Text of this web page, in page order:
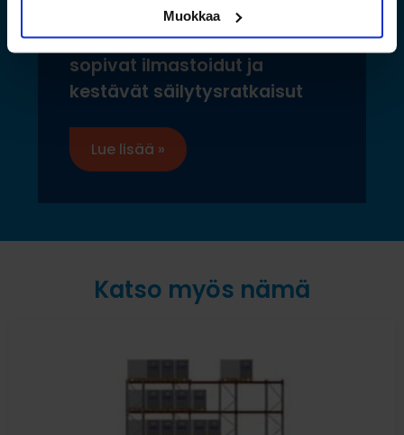
Muokkaa
Saamelaismuseon ja
luontokeskuksen esineistölle
sopivat ilmastoidut ja
kestävät säilytysratkaisut
Lue lisää »
Katso myös nämä